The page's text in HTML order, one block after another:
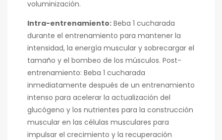
voluminización.
Intra-entrenamiento: Beba 1 cucharada
durante el entrenamiento para mantener la
intensidad, la energía muscular y sobrecargar el
tamaño y el bombeo de los músculos. Post-
entrenamiento: Beba 1 cucharada
inmediatamente después de un entrenamiento
intenso para acelerar la actualización del
glucógeno y los nutrientes para la construcción
muscular en las células musculares para
impulsar el crecimiento y la recuperación